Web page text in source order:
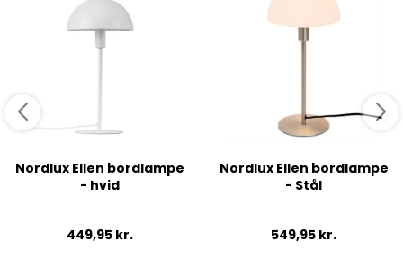
Nordlux Ellen bordlampe
- hvid
449,95 kr.
Nordlux Ellen bordlampe
- Stål
549,95 kr.